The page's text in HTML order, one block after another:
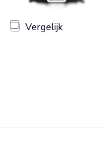
Vergelijk